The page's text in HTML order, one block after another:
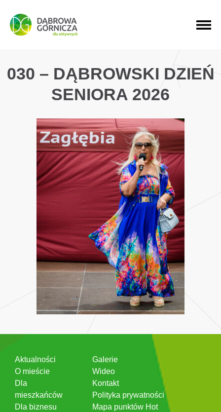
PRZEJDŹ DO MENU GŁÓWNEGO
PRZEJDŹ DO WYSZUKIWARKI
PRZEJDŹ DO TREŚCI
030 – DĄBROWSKI DZIEŃ
SENIORA 2026
Aktualności
O mieście
Dla
mieszkańców
Dla biznesu
Galerie
Wideo
Kontakt
Polityka prywatności
Mapa punktów Hot